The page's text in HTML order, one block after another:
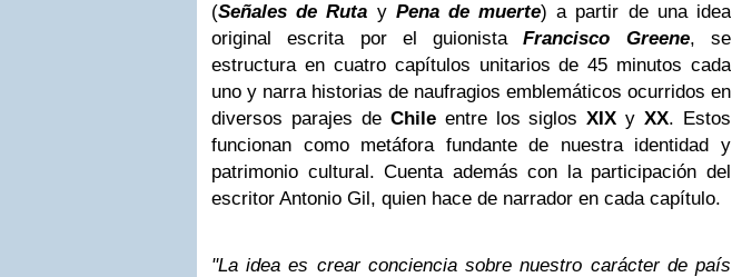
(Señales de Ruta y Pena de muerte) a partir de una idea
original escrita por el guionistaFrancisco Greene, se
estructura en cuatro capítulos unitarios de 45 minutos cada
uno y narra historias de naufragios emblemáticos ocurridos en
diversos parajes de Chileentre los siglosXIX yXX. Estos
funcionan como metáfora fundante de nuestra identidad y
patrimonio cultural. Cuenta además con la participación del
escritor Antonio Gil, quien hace de narrador en cada capítulo.
"La idea es crear conciencia sobre nuestro carácter de país